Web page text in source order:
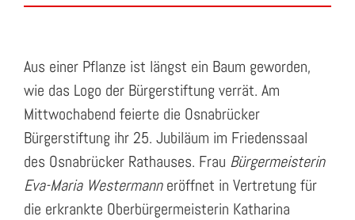
Aus einer Pflanze ist längst ein Baum geworden,
wie das Logo der Bürgerstiftung verrät. Am
Mittwochabend feierte die Osnabrücker
Bürgerstiftung ihr 25. Jubiläum im Friedenssaal
des Osnabrücker Rathauses. Frau Bürgermeisterin
Eva-Maria Westermanneröffnet in Vertretung für
die erkrankte Oberbürgermeisterin Katharina